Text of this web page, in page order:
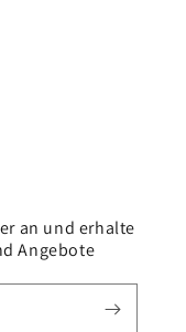
an und erhalte
Angebote